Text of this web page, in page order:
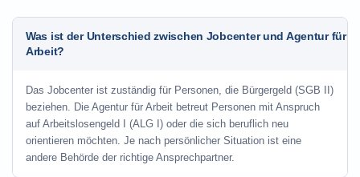
Was ist der Unterschied zwischen Jobcenter und Agentur für
Arbeit?
Das Jobcenter ist zuständig für Personen, die Bürgergeld (SGB II)
beziehen. Die Agentur für Arbeit betreut Personen mit Anspruch
auf Arbeitslosengeld I (ALG I) oder die sich beruflich neu
orientieren möchten. Je nach persönlicher Situation ist eine
andere Behörde der richtige Ansprechpartner.